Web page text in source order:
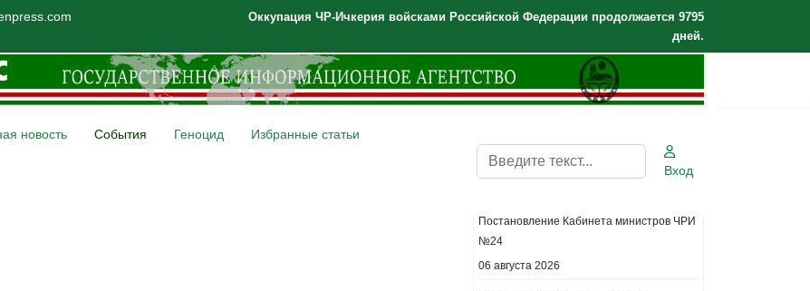
Оккупация ЧР-Ичкерия войсками Российской Федерации продолжается 9795
дней.
новость События Геноцид Избранные статьи
Поиск
Вход
Совета ООН по правам
Постановление Кабинета министров ЧРИ
№24
06 августа 2026